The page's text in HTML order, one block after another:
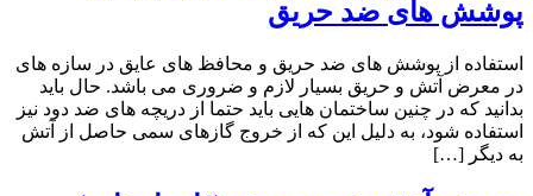
پوشش های ضد حریق
استفاده از پوشش های ضد حریق و محافظ های عایق در سازه های
در معرض آتش و حریق بسیار لازم و ضروری می باشد. حال باید
بدانید که در چنین ساختمان هایی باید حتما از دریچه های ضد دود نیز
استفاده شود، به دلیل این که از خروج گازهای سمی حاصل از آتش
به دیگر […]